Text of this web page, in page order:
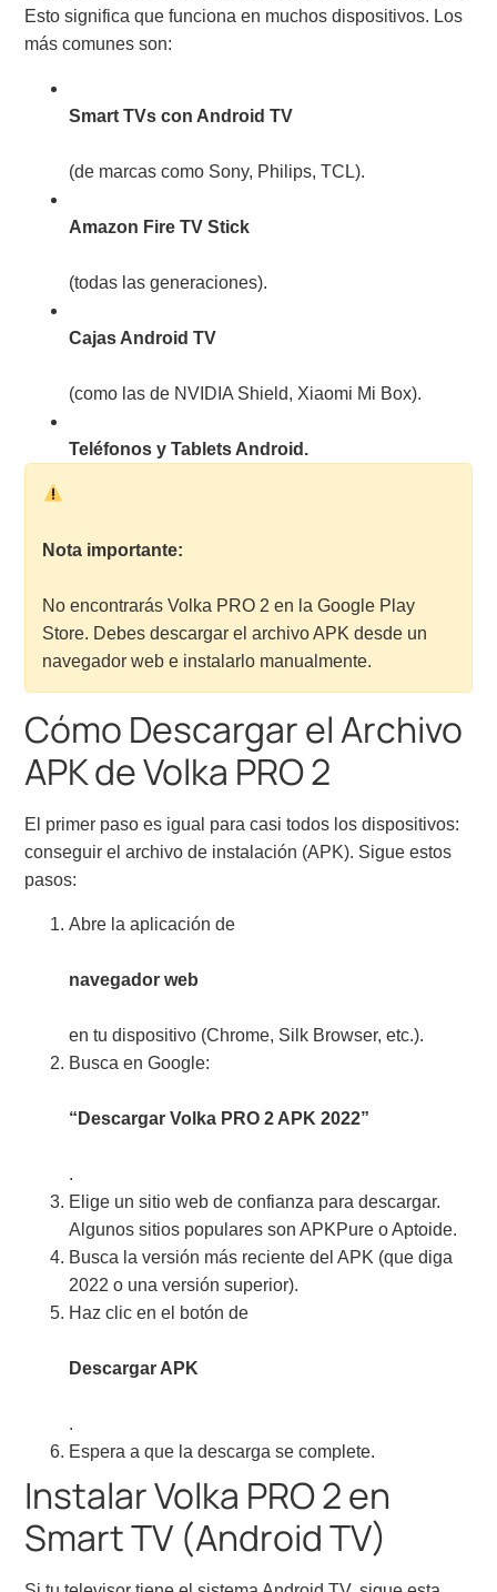
Esto significa que funciona en muchos dispositivos. Los
más comunes son:
Smart TVs con Android TV
(de marcas como Sony, Philips, TCL).
Amazon Fire TV Stick
(todas las generaciones).
Cajas Android TV
(como las de NVIDIA Shield, Xiaomi Mi Box).
Teléfonos y Tablets Android.
Nota importante:
No encontrarás Volka PRO 2 en la Google Play
Store. Debes descargar el archivo APK desde un
navegador web e instalarlo manualmente.
Cómo Descargar el Archivo
APK de Volka PRO 2
El primer paso es igual para casi todos los dispositivos:
conseguir el archivo de instalación (APK). Sigue estos
pasos:
Abre la aplicación de
navegador web
en tu dispositivo (Chrome, Silk Browser, etc.).
Busca en Google:
“Descargar Volka PRO 2 APK 2022”
.
Elige un sitio web de confianza para descargar.
Algunos sitios populares son APKPure o Aptoide.
Busca la versión más reciente del APK (que diga
2022 o una versión superior).
Haz clic en el botón de
Descargar APK
.
Espera a que la descarga se complete.
Instalar Volka PRO 2 en
Smart TV (Android TV)